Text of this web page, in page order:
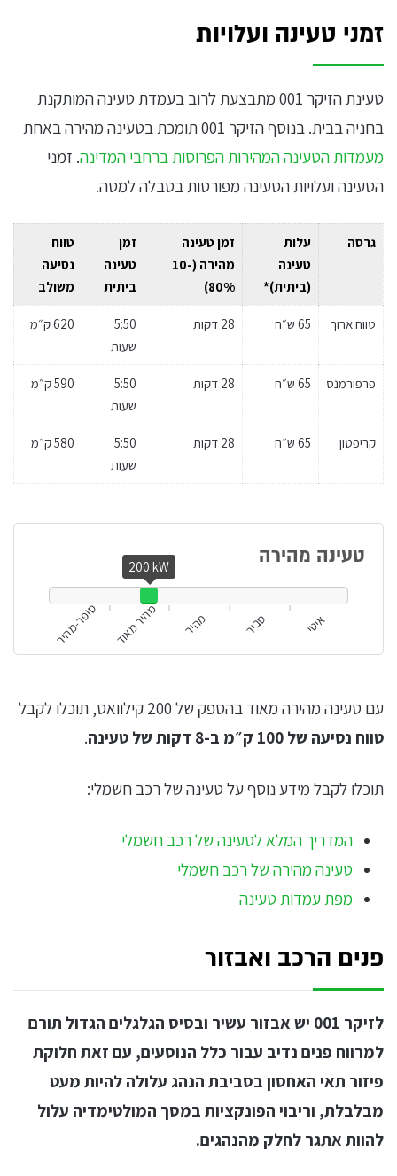
זמני טעינה ועלויות
טעינת הזיקר 001 מתבצעת לרוב בעמדת טעינה המותקנת
בחניה בבית. בנוסף הזיקר 001 תומכת בטעינה מהירה באחת
מעמדות הטעינה המהירות הפרוסות ברחבי המדינה. זמני
הטעינה ועלויות הטעינה מפורטות בטבלה למטה.
גרסה
עלות
טעינה
(ביתית)*
זמן טעינה
מהירה (10-
80%)
זמן
טעינה
ביתית
טווח
נסיעה
משולב
טווח ארוך 65 ש״ח 28 דקות
5:50
שעות
620 ק״מ
פרפורמנס 65 ש״ח 28 דקות
5:50
שעות
590 ק״מ
קריפטון 65 ש״ח 28 דקות
5:50
שעות
580 ק״מ
טעינה מהירה 200 kW
איטי סביר מהיר מהיר מאוד סופר-מהיר
עם טעינה מהירה מאוד בהספק של 200 קילוואט, תוכלו לקבל
טווח נסיעה של 100 ק״מ ב-8 דקות של טעינה
.
תוכלו לקבל מידע נוסף על טעינה של רכב חשמלי:
המדריך המלא לטעינה של רכב חשמלי
טעינה מהירה של רכב חשמלי
מפת עמדות טעינה
פנים הרכב ואבזור
לזיקר 001 יש אבזור עשיר ובסיס הגלגלים הגדול תורם
למרווח פנים נדיב עבור כלל הנוסעים, עם זאת חלוקת
פיזור תאי האחסון בסביבת הנהג עלולה להיות מעט
מבלבלת, וריבוי הפונקציות במסך המולטימדיה עלול
להוות אתגר לחלק מהנהגים.